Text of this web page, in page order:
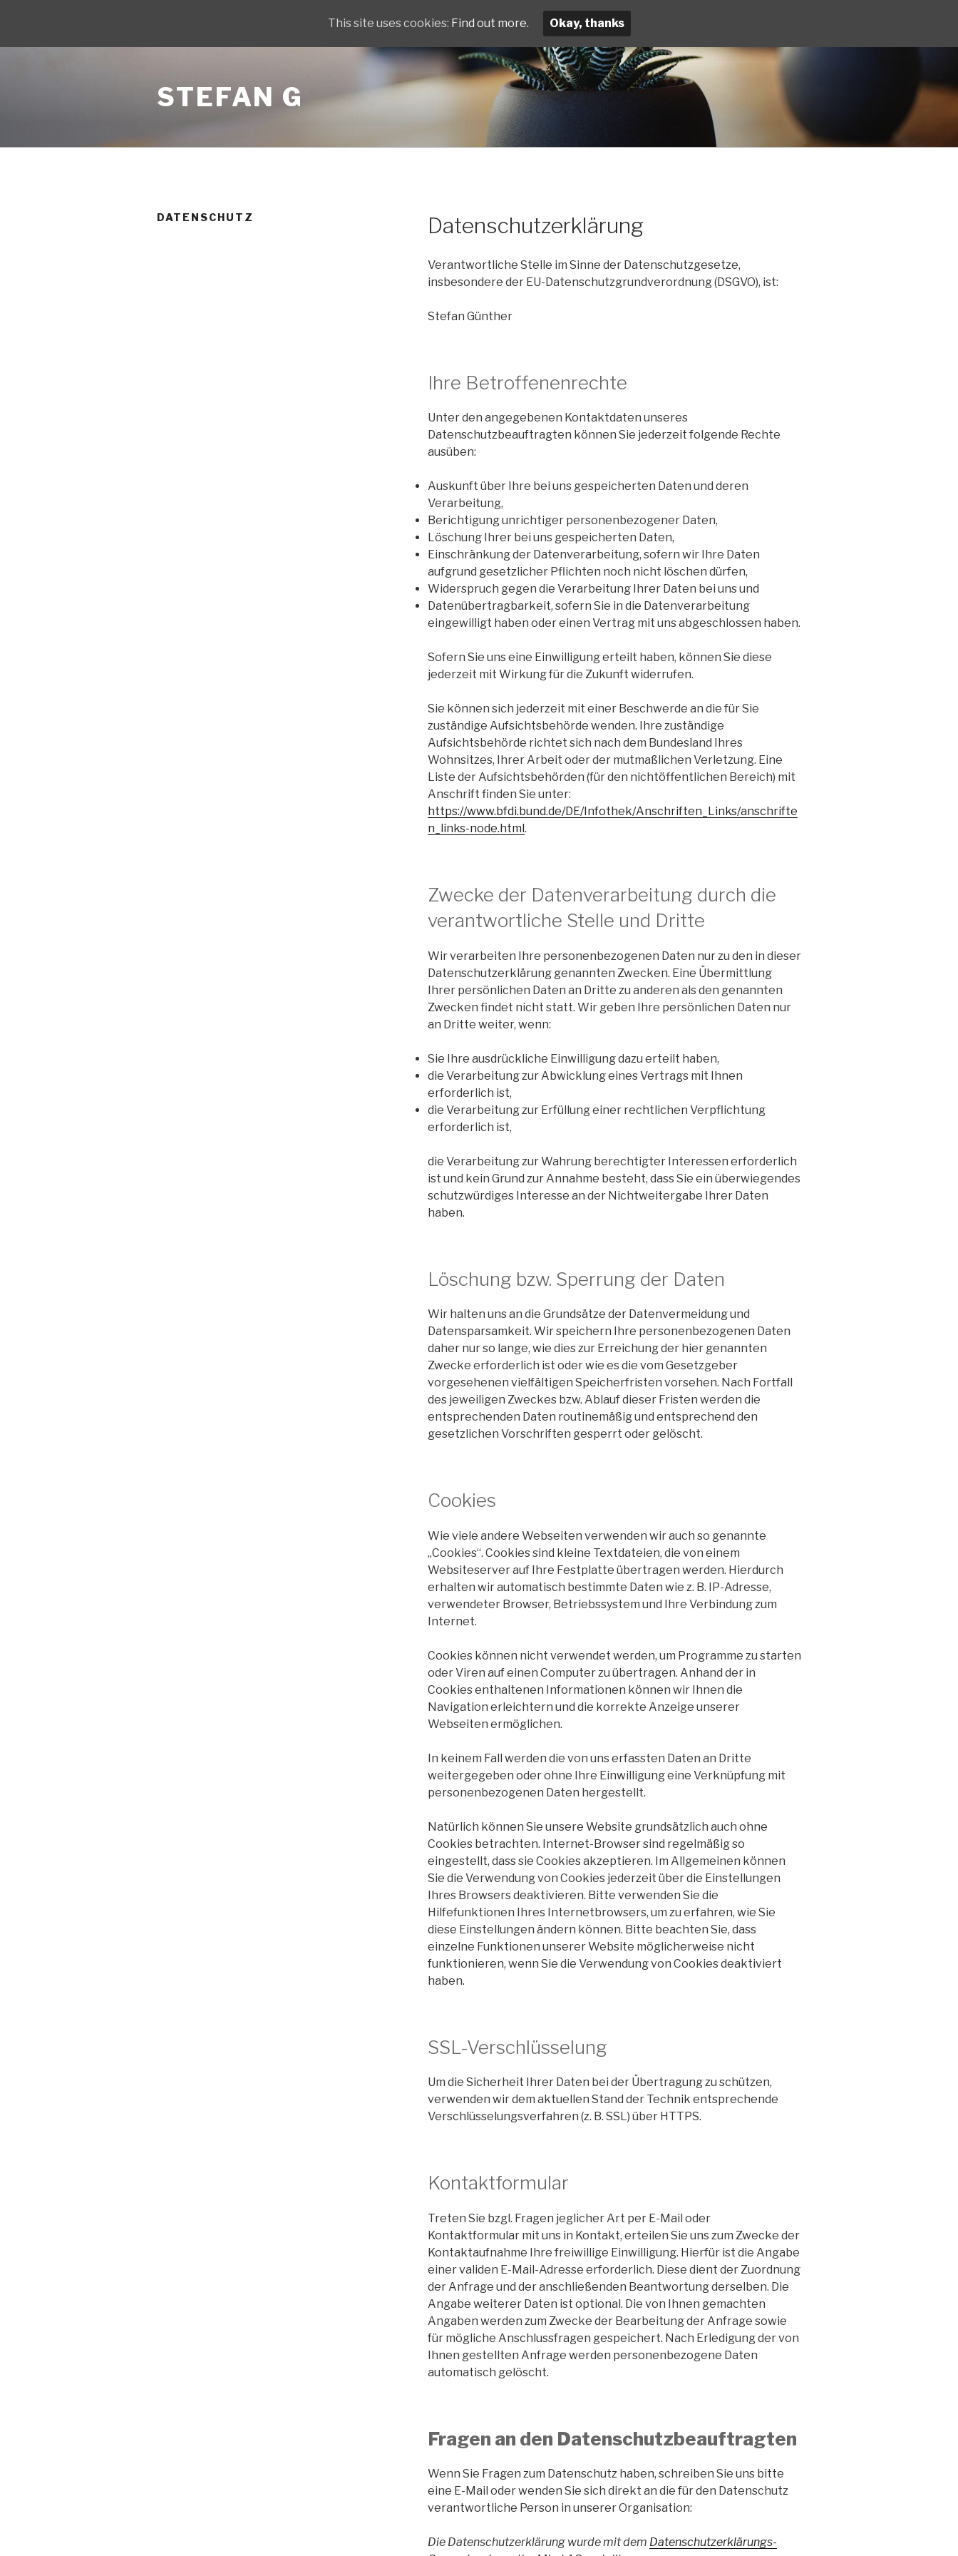
STEFAN G
DATENSCHUTZ Datenschutzerklärung
Verantwortliche Stelle im Sinne der Datenschutzgesetze,
insbesondere der EU-Datenschutzgrundverordnung (DSGVO), ist:
Stefan Günther
Ihre Betroffenenrechte
Unter den angegebenen Kontaktdaten unseres
Datenschutzbeauftragten können Sie jederzeit folgende Rechte
ausüben:
Auskunft über Ihre bei uns gespeicherten Daten und deren
Verarbeitung,
Berichtigung unrichtiger personenbezogener Daten,
Löschung Ihrer bei uns gespeicherten Daten,
Einschränkung der Datenverarbeitung, sofern wir Ihre Daten
aufgrund gesetzlicher Pflichten noch nicht löschen dürfen,
Widerspruch gegen die Verarbeitung Ihrer Daten bei uns und
Datenübertragbarkeit, sofern Sie in die Datenverarbeitung
eingewilligt haben oder einen Vertrag mit uns abgeschlossen haben.
Sofern Sie uns eine Einwilligung erteilt haben, können Sie diese
jederzeit mit Wirkung für die Zukunft widerrufen.
Sie können sich jederzeit mit einer Beschwerde an die für Sie
zuständige Aufsichtsbehörde wenden. Ihre zuständige
Aufsichtsbehörde richtet sich nach dem Bundesland Ihres
Wohnsitzes, Ihrer Arbeit oder der mutmaßlichen Verletzung. Eine
Liste der Aufsichtsbehörden (für den nichtöffentlichen Bereich) mit
Anschrift finden Sie unter:
https://www.bfdi.bund.de/DE/Infothek/Anschriften_Links/anschrifte
n_links-node.html.
Zwecke der Datenverarbeitung durch die
verantwortliche Stelle und Dritte
Wir verarbeiten Ihre personenbezogenen Daten nur zu den in dieser
Datenschutzerklärung genannten Zwecken. Eine Übermittlung
Ihrer persönlichen Daten an Dritte zu anderen als den genannten
Zwecken findet nicht statt. Wir geben Ihre persönlichen Daten nur
an Dritte weiter, wenn:
Sie Ihre ausdrückliche Einwilligung dazu erteilt haben,
die Verarbeitung zur Abwicklung eines Vertrags mit Ihnen
erforderlich ist,
die Verarbeitung zur Erfüllung einer rechtlichen Verpflichtung
erforderlich ist,
die Verarbeitung zur Wahrung berechtigter Interessen erforderlich
ist und kein Grund zur Annahme besteht, dass Sie ein überwiegendes
schutzwürdiges Interesse an der Nichtweitergabe Ihrer Daten
haben.
Löschung bzw. Sperrung der Daten
Wir halten uns an die Grundsätze der Datenvermeidung und
Datensparsamkeit. Wir speichern Ihre personenbezogenen Daten
daher nur so lange, wie dies zur Erreichung der hier genannten
Zwecke erforderlich ist oder wie es die vom Gesetzgeber
vorgesehenen vielfältigen Speicherfristen vorsehen. Nach Fortfall
des jeweiligen Zweckes bzw. Ablauf dieser Fristen werden die
entsprechenden Daten routinemäßig und entsprechend den
gesetzlichen Vorschriften gesperrt oder gelöscht.
Cookies
Wie viele andere Webseiten verwenden wir auch so genannte
„Cookies“. Cookies sind kleine Textdateien, die von einem
Websiteserver auf Ihre Festplatte übertragen werden. Hierdurch
erhalten wir automatisch bestimmte Daten wie z. B. IP-Adresse,
verwendeter Browser, Betriebssystem und Ihre Verbindung zum
Internet.
Cookies können nicht verwendet werden, um Programme zu starten
oder Viren auf einen Computer zu übertragen. Anhand der in
Cookies enthaltenen Informationen können wir Ihnen die
Navigation erleichtern und die korrekte Anzeige unserer
Webseiten ermöglichen.
In keinem Fall werden die von uns erfassten Daten an Dritte
weitergegeben oder ohne Ihre Einwilligung eine Verknüpfung mit
personenbezogenen Daten hergestellt.
Natürlich können Sie unsere Website grundsätzlich auch ohne
Cookies betrachten. Internet-Browser sind regelmäßig so
eingestellt, dass sie Cookies akzeptieren. Im Allgemeinen können
Sie die Verwendung von Cookies jederzeit über die Einstellungen
Ihres Browsers deaktivieren. Bitte verwenden Sie die
Hilfefunktionen Ihres Internetbrowsers, um zu erfahren, wie Sie
diese Einstellungen ändern können. Bitte beachten Sie, dass
einzelne Funktionen unserer Website möglicherweise nicht
funktionieren, wenn Sie die Verwendung von Cookies deaktiviert
haben.
SSL-Verschlüsselung
Um die Sicherheit Ihrer Daten bei der Übertragung zu schützen,
verwenden wir dem aktuellen Stand der Technik entsprechende
Verschlüsselungsverfahren (z. B. SSL) über HTTPS.
Kontaktformular
Treten Sie bzgl. Fragen jeglicher Art per E-Mail oder
Kontaktformular mit uns in Kontakt, erteilen Sie uns zum Zwecke der
Kontaktaufnahme Ihre freiwillige Einwilligung. Hierfür ist die Angabe
einer validen E-Mail-Adresse erforderlich. Diese dient der Zuordnung
der Anfrage und der anschließenden Beantwortung derselben. Die
Angabe weiterer Daten ist optional. Die von Ihnen gemachten
Angaben werden zum Zwecke der Bearbeitung der Anfrage sowie
für mögliche Anschlussfragen gespeichert. Nach Erledigung der von
Ihnen gestellten Anfrage werden personenbezogene Daten
automatisch gelöscht.
Fragen an den Datenschutzbeauftragten
Wenn Sie Fragen zum Datenschutz haben, schreiben Sie uns bitte
eine E-Mail oder wenden Sie sich direkt an die für den Datenschutz
verantwortliche Person in unserer Organisation:
Die Datenschutzerklärung wurde mit dem Datenschutzerklärungs-
This site uses cookies: Find out more. Okay, thanks